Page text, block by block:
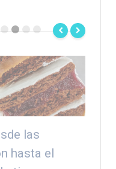
las
hasta el